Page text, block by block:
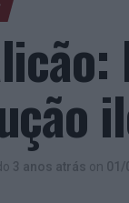
3 anos atrás on 01/